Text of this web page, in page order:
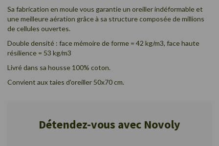
Sa fabrication en moule vous garantie un oreiller indéformable et
une meilleure aération grâce à sa structure composée de millions
de cellules ouvertes.
Double densité : face mémoire de forme = 42 kg/m3, face haute
résilience = 53 kg/m3
Livré dans sa housse 100% coton.
Convient aux taies d'oreiller 50x70 cm.
Détendez-vous avec Novoly